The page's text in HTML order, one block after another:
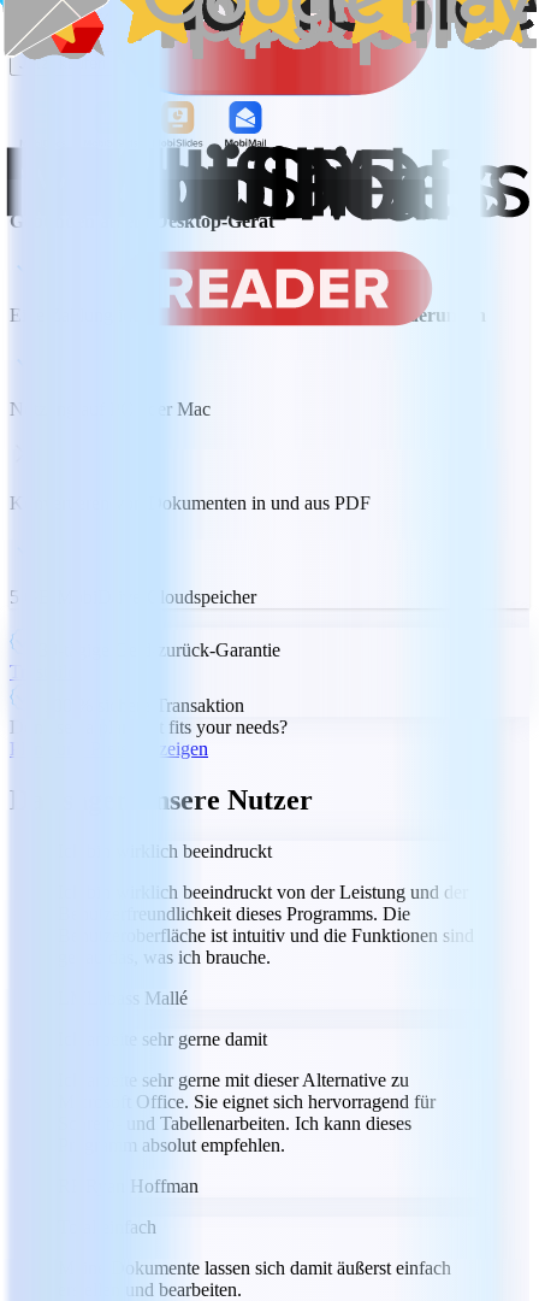
Einmaliger Kauf
Jetzt kaufen
Gebunden an ein Desktop-Gerät
Eine Zahlung ideal fürzentrale Bearbeitungsanforderungen
Nutzung auf PC oder Mac
Konvertieren von Dokumenten in und aus PDF
5 GB MobiDrive-Cloudspeicher
30-tägige Geld-zurück-Garantie
Trustpilot
100 % sichere Transaktion
Don't see a plan that fits your needs?
Pläne und Preise anzeigen
Das sagen unsere Nutzer
Ich bin wirklich beeindruckt
Ich bin wirklich beeindruckt von der Leistung und der
Benutzerfreundlichkeit dieses Programms. Die
Benutzeroberfläche ist intuitiv und die Funktionen sind
genau das, was ich brauche.
Labass Mallé
Ich arbeite sehr gerne damit
Ich arbeite sehr gerne mit dieser Alternative zu
Microsoft Office. Sie eignet sich hervorragend für
Schreib- und Tabellenarbeiten. Ich kann dieses
Programm absolut empfehlen.
Ryan Hoffman
Total einfach
Meine Dokumente lassen sich damit äußerst einfach
erstellen und bearbeiten.